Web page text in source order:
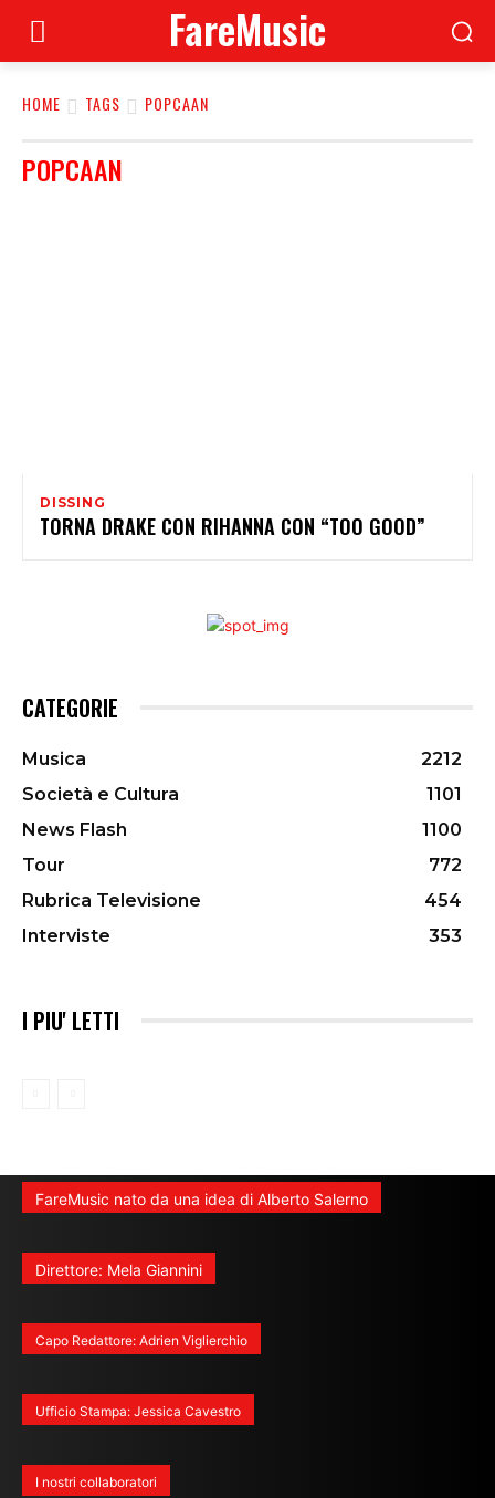
FareMusic
HOME TAGS POPCAAN
POPCAAN
DISSING
TORNA DRAKE CON RIHANNA CON “TOO GOOD”
CATEGORIE
Musica
2212
Società e Cultura
1101
News Flash
1100
Tour
772
Rubrica Televisione
454
Interviste
353
I PIU' LETTI
FareMusic nato da una idea di Alberto Salerno
Direttore: Mela Giannini
Capo Redattore: Adrien Viglierchio
Ufficio Stampa: Jessica Cavestro
I nostri collaboratori